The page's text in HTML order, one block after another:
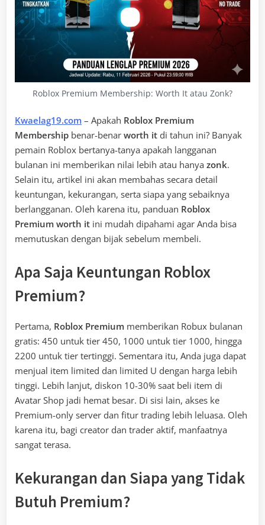
Roblox Premium Membership: Worth It atau Zonk?
Kwaelag19.com – Apakah Roblox Premium
Membership benar-benar worth it di tahun ini? Banyak
pemain Roblox bertanya-tanya apakah langganan
bulanan ini memberikan nilai lebih atau hanya zonk.
Selain itu, artikel ini akan membahas secara detail
keuntungan, kekurangan, serta siapa yang sebaiknya
berlangganan. Oleh karena itu, panduan Roblox
Premium worth it ini mudah dipahami agar Anda bisa
memutuskan dengan bijak sebelum membeli.
Apa Saja Keuntungan Roblox
Premium?
Pertama, Roblox Premium memberikan Robux bulanan
gratis: 450 untuk tier 450, 1000 untuk tier 1000, hingga
2200 untuk tier tertinggi. Sementara itu, Anda juga dapat
menjual item limited dan limited U dengan harga lebih
tinggi. Lebih lanjut, diskon 10-30% saat beli item di
Avatar Shop jadi hemat besar. Di sisi lain, akses ke
Premium-only server dan fitur trading lebih leluasa. Oleh
karena itu, bagi creator dan trader aktif, manfaatnya
sangat terasa.
Kekurangan dan Siapa yang Tidak
Butuh Premium?